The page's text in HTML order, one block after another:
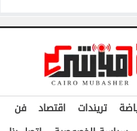
تريندات اقتصاد
فن